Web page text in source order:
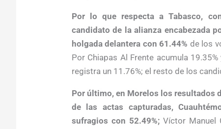
Por lo que respecta a Tabasco,
candidato de la alianza encabezada
holgada delantera con 61.44% de los
Por Chiapas Al Frente acumula
registra un 11.76%; el resto de los
Por último, en Morelos los resultados
de las actas capturadas,
sufragios con 52.49%;Víctor Manuel